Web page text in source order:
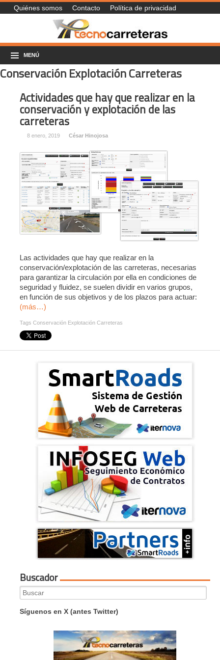
Quiénes somos Contacto Política de privacidad
MENÚ
Conservación Explotación Carreteras
Actividades que hay que realizar en la
conservación y explotación de las
carreteras
8 enero, 2019 César Hinojosa
Las actividades que hay que realizar en la
conservación/explotación de las carreteras, necesarias
para garantizar la circulación por ella en condiciones de
seguridad y fluidez, se suelen dividir en varios grupos,
en función de sus objetivos y de los plazos para actuar:
(más…)
Tags Conservación Explotación Carreteras
Buscador
Search
for:
Síguenos en X (antes Twitter)